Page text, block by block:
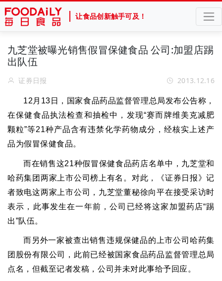
让食品创新触手可及！
九芝堂被曝光销售假冒保健食品 公司:加盟店踢
出队伍
证券日报 2013.12.16
12 月 13 日 ， 国家食品药品监督管理总局发布公告称 ，
在保健食品执法检查和抽检中 ， 发现“赛而牌维美克减肥
颗粒”等21种产品含有违禁化学药物成分 ，经核实上述产
品为假冒保健食品。
而在销售这21种假冒保健食品药店名单中 ， 九芝堂和
哈药集团两家上市公司榜上有名。对此 ，
《证券日报》记
者致电这两家上市公司
， 九芝堂董秘徐向平在接受采访时
表示 ， 此事发生在一年前 ，公司已经将这家加盟药店“踢
出”队伍。
而另外一家被查出销售违规保健品的上市公司哈药集
团股份有限公司
， 此前已经被国家食品药品监督管理总局
点名 ， 但截至记者发稿 ， 公司并未对此事给予回应。